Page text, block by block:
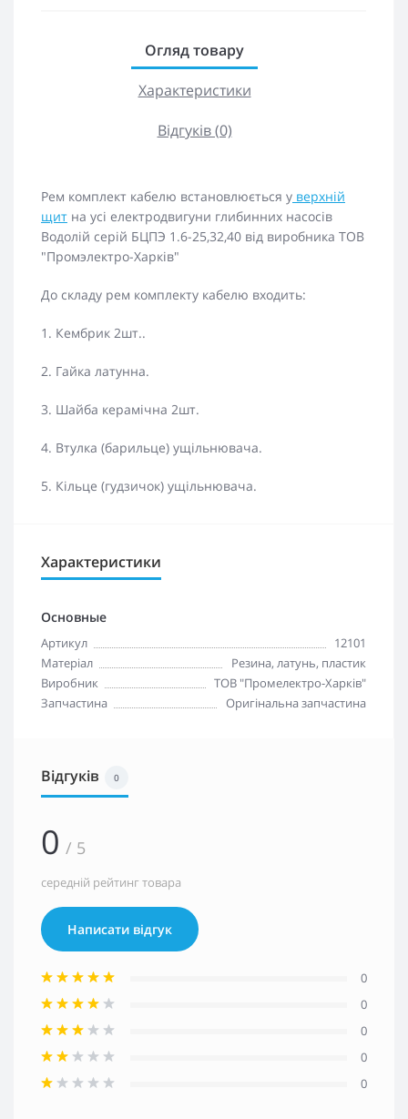
Огляд товару
Характеристики
Відгуків (0)
Рем комплект кабелю встановлюється у верхній
щит на усі електродвигуни глибинних насосів
Водолій серій БЦПЭ 1.6-25,32,40 від виробника ТОВ
"Промэлектро-Харків"
До складу рем комплекту кабелю входить:
1. Кембрик 2шт..
2. Гайка латунна.
3. Шайба керамічна 2шт.
4. Втулка (барильце) ущільнювача.
5. Кільце (гудзичок) ущільнювача.
Характеристики
Основные
Артикул
12101
Матеріал
Резина, латунь, пластик
Виробник
ТОВ "Промелектро-Харків"
Запчастина
Оригінальна запчастина
Відгуків 0
0 / 5
середній рейтинг товара
Написати відгук
0
0
0
0
0